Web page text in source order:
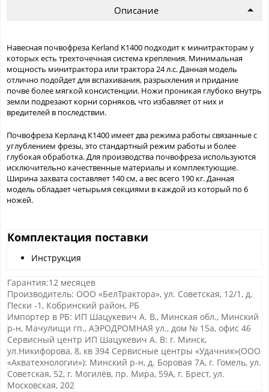
Описание
Навесная почвофреза Kerland K1400 подходит к минитракторам у
которых есть трехточечная система крепления. Минимальная
мощность минитрактора или трактора 24 л.с. Данная модель
отлично подойдет для вспахивания, разрыхления и придание
почве более мягкой консистенции. Ножи проникая глубоко внутрь
земли подрезают корни сорняков, что избавляет от них и
вредителей в последствии.
Почвофреза Керланд К1400 имеет два режима работы связанные с
углублением фрезы, это стандартный режим работы и более
глубокая обработка. Для производства почвофреза используются
исключительно качественные материалы и комплектующие.
Ширина захвата составляет 140 см, а вес всего 190 кг. Данная
модель обладает четырьмя секциями в каждой из который по 6
ножей.
Комплектация поставки
Инструкция
Гарантия:12 месяцев
Производитель: ООО «БелТрактора», ул. Советская, 12/1, д.
Пески -1, Кобринский район, РБ
Импортер в РБ: ИП Шацукевич А. В., Минская обл., Минский
р-н, Мачулищи гп., АЭРОДРОМНАЯ ул., дом № 15а, офис 46
Сервисный центр ИП Шацукевич А. В: г. Минск,
ул.Никифорова, 8, кв 394 Сервисные центры «Удачник»(ООО
«Акватехнологии»): Минский р-н, д. Боровая 7А, г. Гомель, ул.
Советская, 52, г. Могилёв, пр. Мира, 59А, г. Брест, ул.
Московская, 202